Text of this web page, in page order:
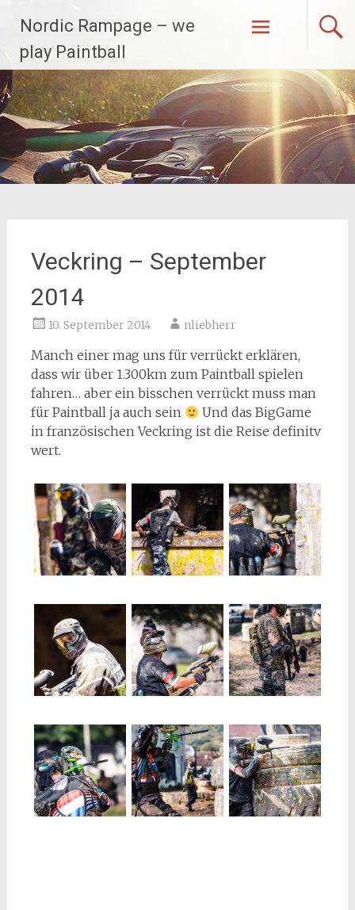
Inhalt
springen
Nordic Rampage – we
play Paintball
Veckring – September
2014
10. September 2014 nliebherr
Manch einer mag uns für verrückt erklären,
dass wir über 1.300km zum Paintball spielen
fahren… aber ein bisschen verrückt muss man
für Paintball ja auch sein
Und das BigGame
in französischen Veckring ist die Reise definitv
wert.